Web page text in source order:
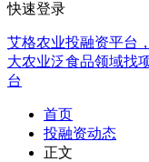
快速登录
艾格农业投融资平台
大农业泛食品领域找
台
首页
投融资动态
正文